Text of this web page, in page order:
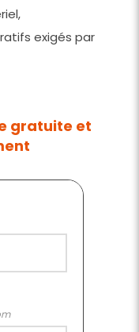
exigés par
gratuite et